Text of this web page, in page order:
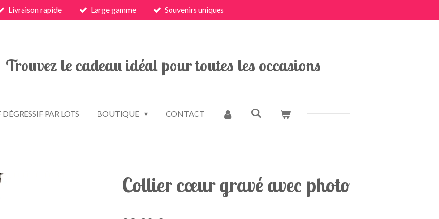
Livraison rapide Large gamme Souvenirs uniques
Trouvez le cadeau idéal pour toutes les occasions
DÉGRESSIF PAR LOTS BOUTIQUE CONTACT
Collier cœur gravé avec photo